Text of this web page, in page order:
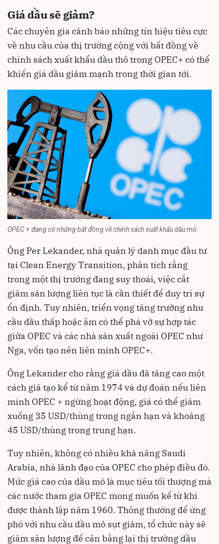
Giá dầu sẽ giảm?
Các chuyên gia cảnh báo những tín hiệu tiêu cực
về nhu cầu của thị trường cộng với bất đồng về
chính sách xuất khẩu dầu thô trong OPEC+ có thể
khiến giá dầu giảm mạnh trong thời gian tới.
OPEC + đang có những bất đồng về chính sách xuất khẩu dầu mỏ.
Ông Per Lekander, nhà quản lý danh mục đầu tư
tại Clean Energy Transition, phân tích rằng
trong một thị trường đang suy thoái, việc cắt
giảm sản lượng liên tục là cần thiết để duy trì sự
ổn định. Tuy nhiên, triển vọng tăng trưởng nhu
cầu dầu thấp hoặc âm có thể phá vỡ sự hợp tác
giữa OPEC và các nhà sản xuất ngoài OPEC như
Nga, vốn tạo nên liên minh OPEC+.
Ông Lekander cho rằng giá dầu đã tăng cao một
cách giả tạo kể từ năm 1974 và dự đoán nếu liên
minh OPEC + ngừng hoạt động, giá có thể giảm
xuống 35 USD/thùng trong ngắn hạn và khoảng
45 USD/thùng trong trung hạn.
Tuy nhiên, không có nhiều khả năng Saudi
Arabia, nhà lãnh đạo của OPEC cho phép điều đó.
Mức giá cao của dầu mỏ là mục tiêu tối thượng mà
các nước tham gia OPEC mong muốn kể từ khi
được thành lập năm 1960. Thông thường để ứng
phó với nhu cầu dầu mỏ sụt giảm, tổ chức này sẽ
giảm sản lượng để cân bằng lại thị trường dầu